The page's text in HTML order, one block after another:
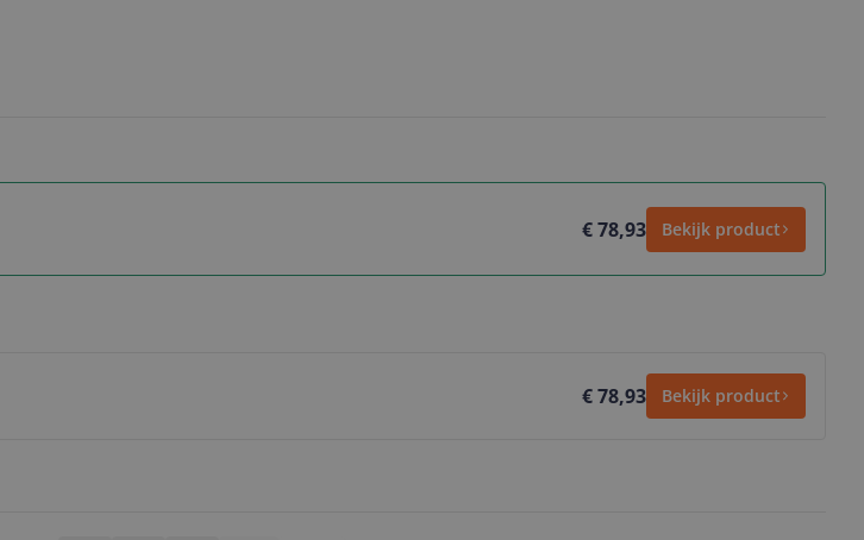
€ 78,93 Bekijk product
€ 78,93 Bekijk product